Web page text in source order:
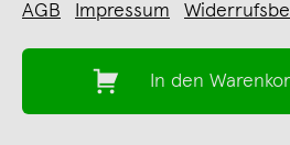
AGB
Impressum
In den